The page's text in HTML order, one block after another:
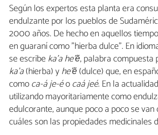
Según los expertos esta planta era
endulzante por los pueblos de
2000 años. De hecho en aquellos
en guaraní como "hierba dulce". En
se escribeka'a he'ẽ, palabra compuesta
ka'a(hierba) yhe'ẽ(dulce) que, en
comoca-á je-éocaá jeé. En la
utilizando mayoritariamente como
edulcorante, aunque poco a poco se
cuáles son las propiedades medicinales